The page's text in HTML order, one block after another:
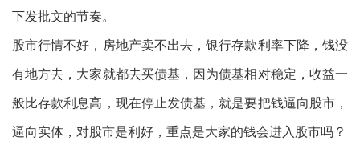
下发批文的节奏。
股市行情不好，房地产卖不出去，银行存款利率下降，钱没
有地方去，大家就都去买债基，因为债基相对稳定，收益一
般比存款利息高，现在停止发债基，就是要把钱逼向股市，
逼向实体，对股市是利好，重点是大家的钱会进入股市吗？